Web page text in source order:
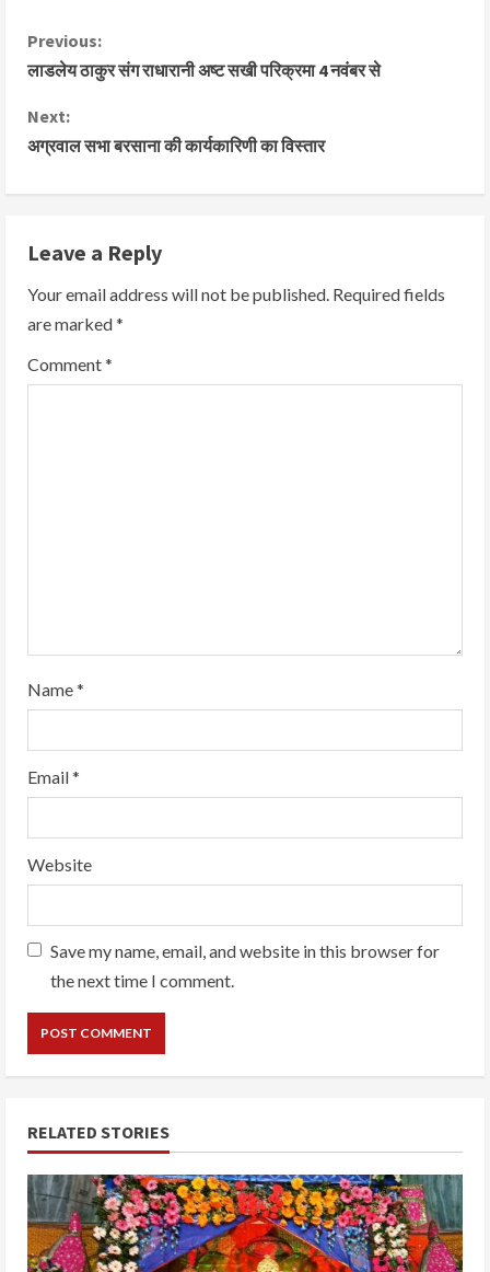
Previous:
लाडलेय ठाकुर संग राधारानी अष्ट सखी परिक्रमा 4 नवंबर से
Next:
अग्रवाल सभा बरसाना की कार्यकारिणी का विस्तार
Leave a Reply
Your email address will not be published. Required fields
are marked*
Comment*
Name*
Email*
Website
Save my name, email, and website in this browser for
the next time I comment.
RELATED STORIES